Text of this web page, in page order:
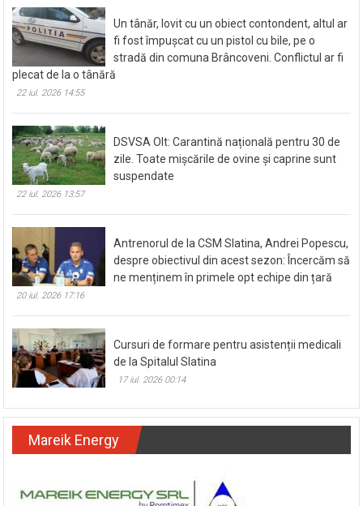
Un tânăr, lovit cu un obiect contondent, altul ar
fi fost împușcat cu un pistol cu bile, pe o
stradă din comuna Brâncoveni. Conflictul ar fi
plecat de la o tânără
22 iul. 2026 14:55
DSVSA Olt: Carantină națională pentru 30 de
zile. Toate mișcările de ovine și caprine sunt
suspendate
22 iul. 2026 13:57
Antrenorul de la CSM Slatina, Andrei Popescu,
despre obiectivul din acest sezon: Încercăm să
ne menținem în primele opt echipe din țară
20 iul. 2026 17:16
Cursuri de formare pentru asistenții medicali
de la Spitalul Slatina
17 iul. 2026 00:14
Mareik Energy